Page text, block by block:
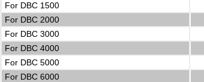
For DBC 1500
For DBC 2000
For DBC 3000
For DBC 4000
For DBC 5000
For DBC 6000